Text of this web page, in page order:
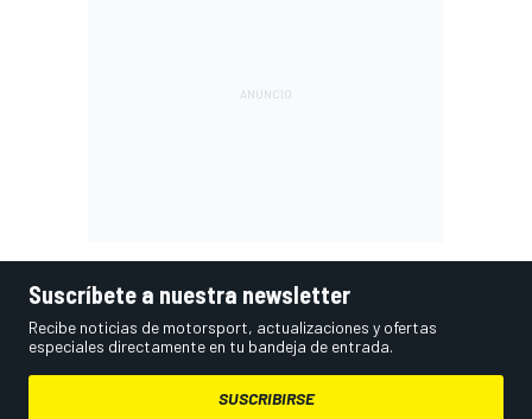
Suscríbete a nuestra newsletter
Recibe noticias de motorsport, actualizaciones y ofertas
especiales directamente en tu bandeja de entrada.
SUSCRIBIRSE